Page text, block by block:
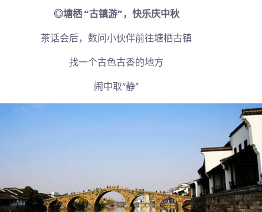
◎塘栖 “古镇游”，快乐庆中秋
茶话会后，数问小伙伴前往塘栖古镇
找一个古色古香的地方
闹中取“静”